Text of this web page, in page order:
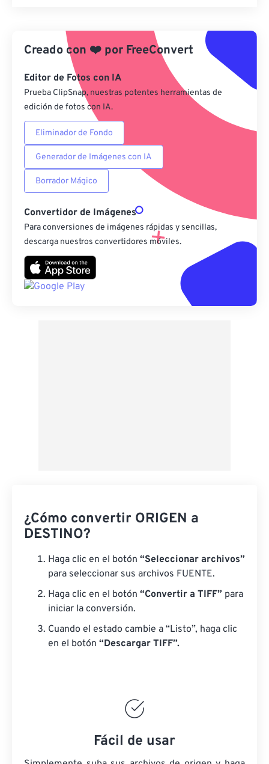
Aplicar desde el ajuste preestablecido
Guardar como preestablecido
Creado con ❤️ por FreeConvert
Editor de Fotos con IA
Prueba ClipSnap, nuestras potentes herramientas de
edición de fotos con IA.
Eliminador de Fondo
Generador de Imágenes con IA
Borrador Mágico
Convertidor de Imágenes
Para conversiones de imágenes rápidas y sencillas,
descarga nuestros convertidores móviles.
¿Cómo convertir ORIGEN a
DESTINO?
Haga clic en el botón “Seleccionar archivos”
para seleccionar sus archivos FUENTE.
Haga clic en el botón “Convertir a TIFF” para
iniciar la conversión.
Cuando el estado cambie a “Listo”, haga clic
en el botón “Descargar TIFF”.
Fácil de usar